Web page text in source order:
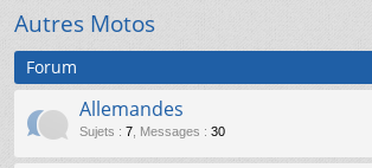
Autres Motos
Forum
Allemandes
Sujets : 7 Messages : 30